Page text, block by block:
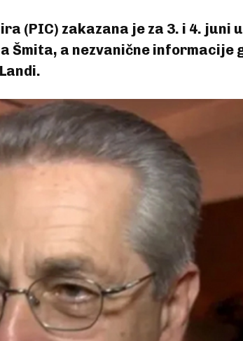
(PIC) zakazana je za 3. i 4.
Šmita, a nezvanične informacije